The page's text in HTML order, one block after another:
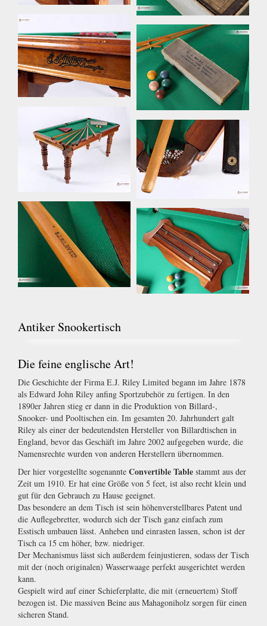
Antiker Snookertisch
Die feine englische Art!
Die Geschichte der Firma E.J. Riley Limited begann im Jahre 1878
als Edward John Riley anfing Sportzubehör zu fertigen. In den
1890er Jahren stieg er dann in die Produktion von Billard-,
Snooker- und Pooltischen ein. Im gesamten 20. Jahrhundert galt
Riley als einer der bedeutendsten Hersteller von Billardtischen in
England, bevor das Geschäft im Jahre 2002 aufgegeben wurde, die
Namensrechte wurden von anderen Herstellern übernommen.
Der hier vorgestellte sogenannte Convertible Table stammt aus der
Zeit um 1910. Er hat eine Größe von 5 feet, ist also recht klein und
gut für den Gebrauch zu Hause geeignet.
Das besondere an dem Tisch ist sein höhenverstellbares Patent und
die Auflegebretter, wodurch sich der Tisch ganz einfach zum
Esstisch umbauen lässt. Anheben und einrasten lassen, schon ist der
Tisch ca 15 cm höher, bzw. niedriger.
Der Mechanismus lässt sich außerdem feinjustieren, sodass der Tisch
mit der (noch originalen) Wasserwaage perfekt ausgerichtet werden
kann.
Gespielt wird auf einer Schieferplatte, die mit (erneuertem) Stoff
bezogen ist. Die massiven Beine aus Mahagoniholz sorgen für einen
sicheren Stand.